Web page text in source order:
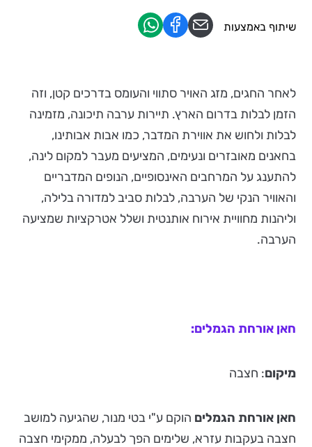
לאחר החגים, מזג האויר סתווי והעומס בדרכים קטן, וזה
הזמן לבלות בדרום הארץ. תיירות ערבה תיכונה, מזמינה
לבלות ולחוש את אווירת המדבר, כמו אבות אבותינו,
בחאנים מאובזרים ונעימים, המציעים מעבר למקום לינה,
להתענג על המרחבים האינסופיים, הנופים המדבריים
והאוויר הנקי של הערבה, לבלות סביב למדורה בלילה,
וליהנות מחוויית אירוח אותנטית ושלל אטרקציות שמציעה
הערבה.
חאן אורחת הגמלים:
מיקום: חצבה
חאן אורחת הגמלים הוקם ע"י בטי מנור, שהגיעה למושב
חצבה בעקבות עזרא, שלימים הפך לבעלה, ממקימי חצבה
שיתוף באמצעות